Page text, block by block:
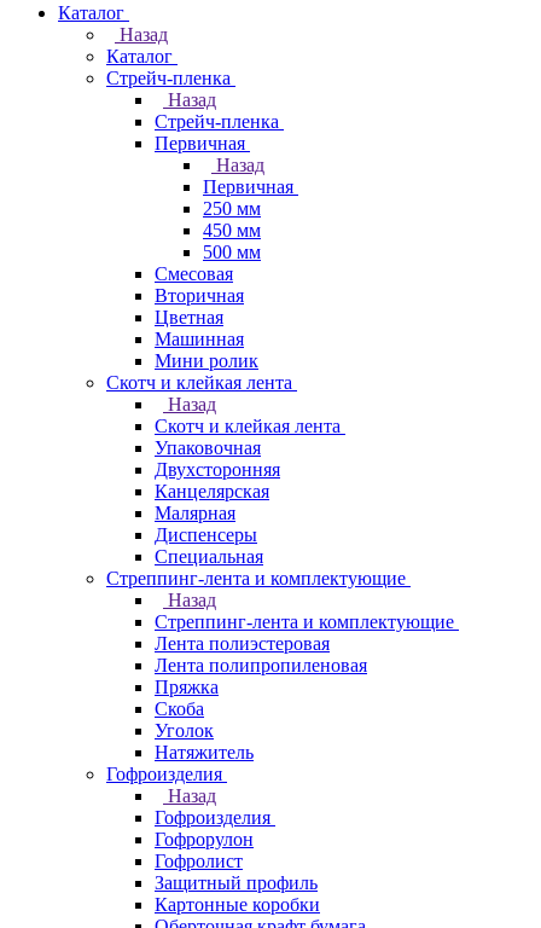
Каталог
Назад
Каталог
Стрейч-пленка
Назад
Стрейч-пленка
Первичная
Назад
Первичная
250 мм
450 мм
500 мм
Смесовая
Вторичная
Цветная
Машинная
Мини ролик
Скотч и клейкая лента
Назад
Скотч и клейкая лента
Упаковочная
Двухсторонняя
Канцелярская
Малярная
Диспенсеры
Специальная
Стреппинг-лента и комплектующие
Назад
Стреппинг-лента и комплектующие
Лента полиэстеровая
Лента полипропиленовая
Пряжка
Скоба
Уголок
Натяжитель
Гофроизделия
Назад
Гофроизделия
Гофрорулон
Гофролист
Защитный профиль
Картонные коробки